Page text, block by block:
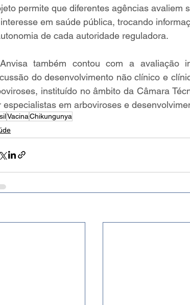
permite que diferentes agências avaliem
em saúde pública, trocando
de cada autoridade reguladora.
também contou com a avaliação
do desenvolvimento não clínico e
instituído no âmbito da Câmara
especialistas em arboviroses e
VacinaChikungunya